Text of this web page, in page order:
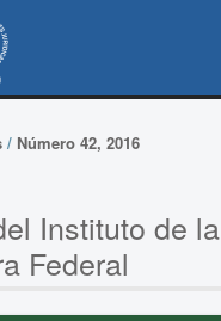
/ Número 42, 2016
Instituto de la
Federal